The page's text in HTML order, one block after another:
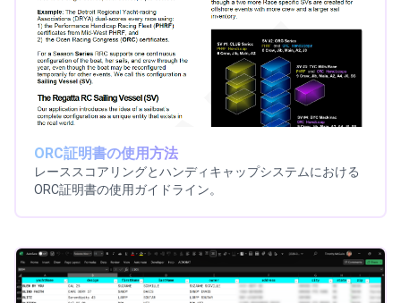
ORC証明書の使用方法
レーススコアリングとハンディキャップシステムにおける
ORC証明書の使用ガイドライン。